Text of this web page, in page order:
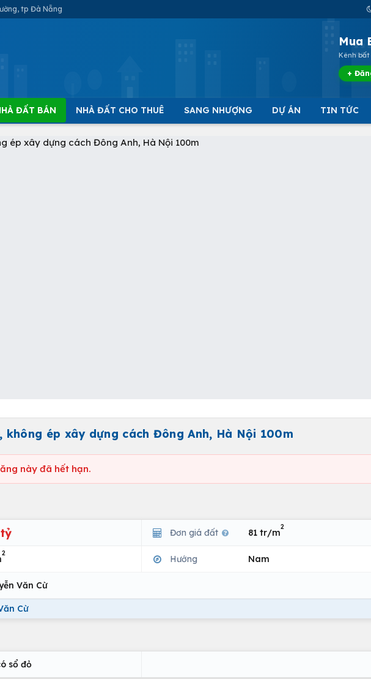
tp Đà Nẵng
Mua
Kênh
+
ĐẤT BÁN NHÀ ĐẤT CHO THUÊ SANG NHƯỢNG DỰ ÁN TIN TỨC
không ép xây dựng cách Đông Anh, Hà Nội 100m
này đã hết hạn.
Đơn giá đất 81 tr/m
2
2
Hướng Nam
Văn Cừ
Cừ
sổ đỏ